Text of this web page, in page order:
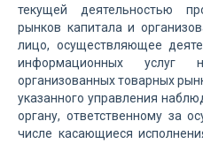
текущей деятельностью
рынков капитала и
лицо, осуществляющее
информационных
организованных товарных
указанного управления
органу, ответственному за
числе касающиеся